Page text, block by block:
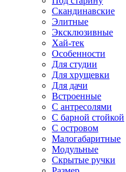
Скандинавские
Элитные
Эксклюзивные
Хай-тек
Особенности
Для студии
Для хрущевки
Для дачи
Встроенные
С антресолями
С барной стойкой
С островом
Малогабаритные
Модульные
Скрытые ручки